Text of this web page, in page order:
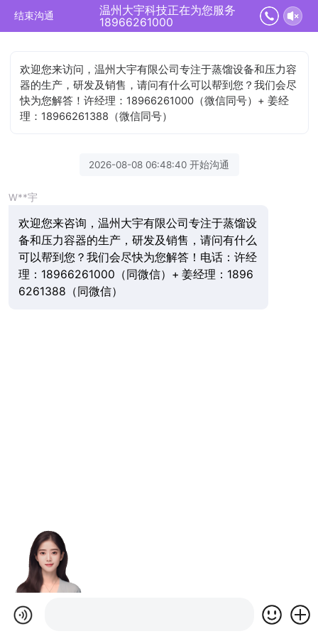
结束沟通
温州大宇科技正在为您服务
18966261000
欢迎您来访问，温州大宇有限公司专注于蒸馏设备和压力容
器的生产，研发及销售，请问有什么可以帮到您？我们会尽
快为您解答！许经理：18966261000（微信同号）+ 姜经
理：18966261388（微信同号）
2026-08-08 06:48:40 开始沟通
W**宇
欢迎您来咨询，温州大宇有限公司专注于蒸馏设
备和压力容器的生产，研发及销售，请问有什么
可以帮到您？我们会尽快为您解答！电话：许经
理：18966261000（同微信）+ 姜经理：1896
6261388（同微信）